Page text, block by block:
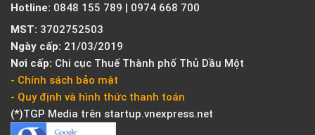
Hotline: 0848 155 789 | 0974 668 700
MST: 3702752503
Ngày cấp: 21/03/2019
Nơi cấp: Chi cục Thuế Thành phố Thủ Dầu Một
- Chính sách bảo mật
- Quy định và hình thức thanh toán
(*)TGP Media trên startup.vnexpress.net